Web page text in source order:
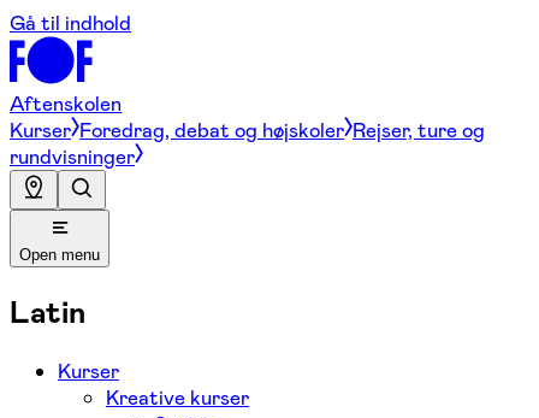
Gå til indhold
Aftenskolen
Kurser Foredrag, debat og højskoler Rejser, ture og
rundvisninger
Open menu
Latin
Kurser
Kreative kurser